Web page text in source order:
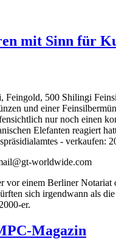
mit Sinn für
500 Shilingi
und einer
nur noch einen
Elefanten reagiert
-
worldwide.com
vor einem Berliner Notariat
sich irgendwann als
er.
Magazin